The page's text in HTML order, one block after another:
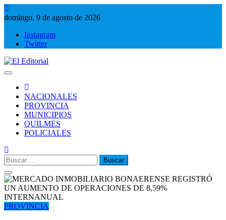
Saltar
al
domingo, 9 de agosto de 2026
Instagram
Twitter
NACIONALES
PROVINCIA
MUNICIPIOS
QUILMES
POLICIALES
Buscar:
PROVINCIA